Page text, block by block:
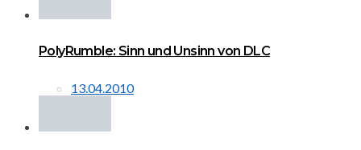
PolyRumble: Sinn und Unsinn von DLC
13.04.2010